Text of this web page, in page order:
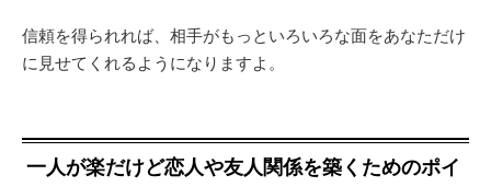
信頼を得られれば、相手がもっといろいろな面をあなただけ
に見せてくれるようになりますよ。
一人が楽だけど恋人や友人関係を築くためのポイ